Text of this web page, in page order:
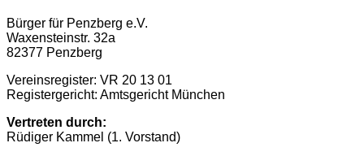
Bürger für Penzberg e.V.
Waxensteinstr. 32a
82377 Penzberg
Vereinsregister: VR 20 13 01
Registergericht: Amtsgericht München
Vertreten durch:
Rüdiger Kammel (1. Vorstand)